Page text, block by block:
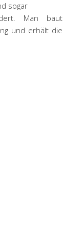
sogar
Man baut
und erhält die